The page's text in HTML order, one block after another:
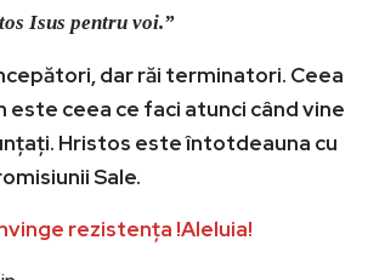
Isus pentru voi.”
dar răi terminatori. Ceea
este ceea ce faci atunci când vine
Hristos este întotdeauna cu
Sale.
rezistența !Aleluia!